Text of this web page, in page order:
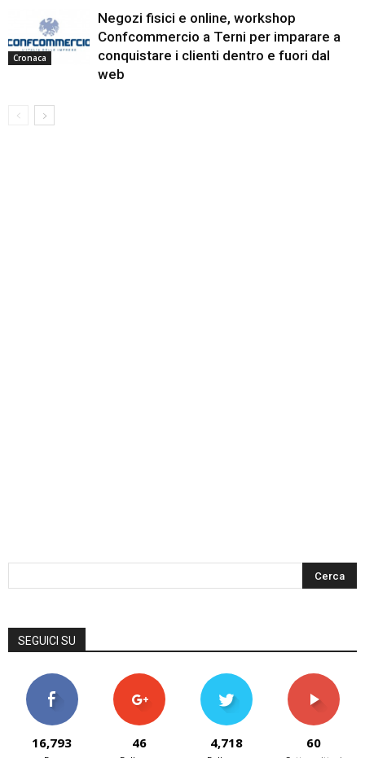
Cronaca
Negozi fisici e online, workshop
Confcommercio a Terni per imparare a
conquistare i clienti dentro e fuori dal
web
SEGUICI SU
16,793 46 4,718 60